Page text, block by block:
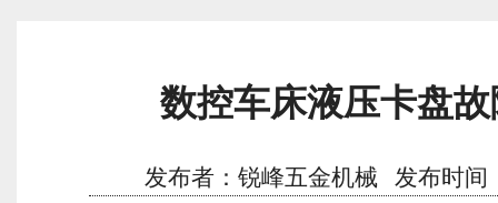
数控车床液压卡盘
发布者：锐峰五金机械 发布时间